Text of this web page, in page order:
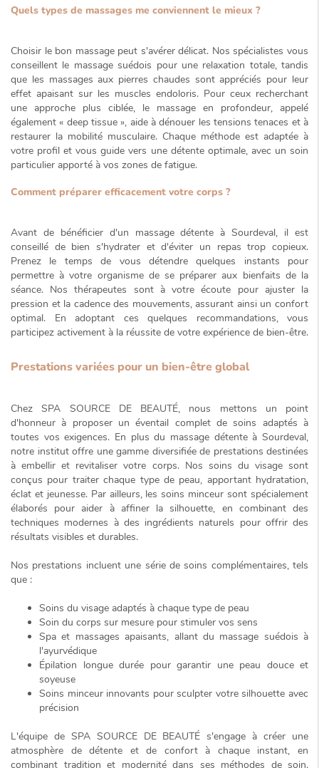
Quels types de massages me conviennent le mieux ?
Choisir le bon massage peut s'avérer délicat. Nos spécialistes vous
conseillent le massage suédois pour une relaxation totale, tandis
que les massages aux pierres chaudes sont appréciés pour leur
effet apaisant sur les muscles endoloris. Pour ceux recherchant
une approche plus ciblée, le massage en profondeur, appelé
également« deep tissue », aide à dénouer les tensions tenaces et à
restaurer la mobilité musculaire. Chaque méthode est adaptée à
votre profil et vous guide vers une détente optimale, avec un soin
particulier apporté à vos zones de fatigue.
Comment préparer efficacement votre corps ?
Avant de bénéficier d'un massage détente à Sourdeval, il est
conseillé de bien s'hydrater et d'éviter un repas trop copieux.
Prenez le temps de vous détendre quelques instants pour
permettre à votre organisme de se préparer aux bienfaits de la
séance. Nos thérapeutes sont à votre écoute pour ajuster la
pression et la cadence des mouvements, assurant ainsi un confort
optimal. En adoptant ces quelques recommandations, vous
participez activement à la réussite de votre expérience de bien-être.
Prestations variées pour un bien-être global
Chez SPA SOURCE DE BEAUTÉ, nous mettons un point
d'honneur à proposer un éventail complet de soins adaptés à
toutes vos exigences. En plus du massage détente à Sourdeval,
notre institut offre une gamme diversifiée de prestations destinées
à embellir et revitaliser votre corps. Nos soins du visage sont
conçus pour traiter chaque type de peau, apportant hydratation,
éclat et jeunesse. Par ailleurs, les soins minceur sont spécialement
élaborés pour aider à affiner la silhouette, en combinant des
techniques modernes à des ingrédients naturels pour offrir des
résultats visibles et durables.
Nos prestations incluent une série de soins complémentaires, tels
que :
Soins du visage adaptés à chaque type de peau
Soin du corps sur mesure pour stimuler vos sens
Spa et massages apaisants, allant du massage suédois à
l'ayurvédique
Épilation longue durée pour garantir une peau douce et
soyeuse
Soins minceur innovants pour sculpter votre silhouette avec
précision
L'équipe de SPA SOURCE DE BEAUTÉ s'engage à créer une
atmosphère de détente et de confortà chaque instant, en
combinant tradition et modernité dans ses méthodes de soin.